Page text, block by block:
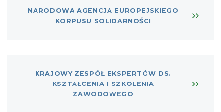
NARODOWA AGENCJA EUROPEJSKIEGO
KORPUSU SOLIDARNOŚCI
KRAJOWY ZESPÓŁ EKSPERTÓW DS.
KSZTAŁCENIA I SZKOLENIA
ZAWODOWEGO